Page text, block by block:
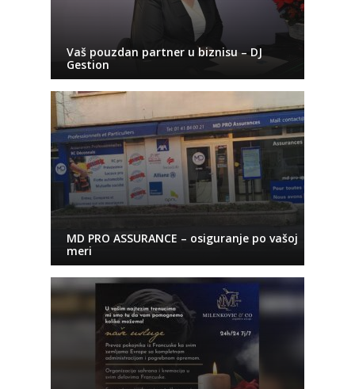
Vaš pouzdan partner u biznisu – DJ
Gestion
MD PRO ASSURANCE – osiguranje po vašoj
meri